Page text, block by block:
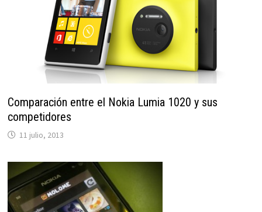
Comparación entre el Nokia Lumia 1020 y sus
competidores
11 julio, 2013